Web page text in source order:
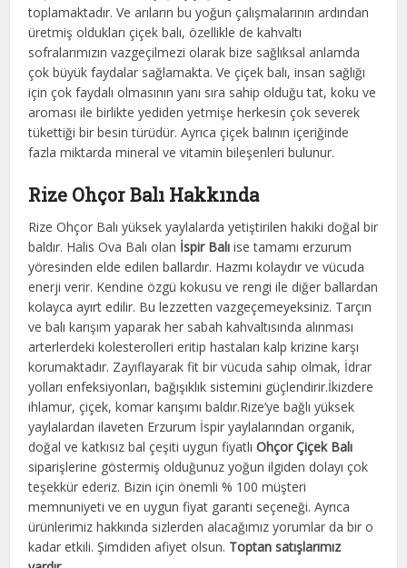
toplamaktadır. Ve arıların bu yoğun çalışmalarının ardından
üretmiş oldukları çiçek balı, özellikle de kahvaltı
sofralarımızın vazgeçilmezi olarak bize sağlıksal anlamda
çok büyük faydalar sağlamakta. Ve çiçek balı, insan sağlığı
için çok faydalı olmasının yanı sıra sahip olduğu tat, koku ve
aroması ile birlikte yediden yetmişe herkesin çok severek
tükettiği bir besin türüdür. Ayrıca çiçek balının içeriğinde
fazla miktarda mineral ve vitamin bileşenleri bulunur.
Rize Ohçor Balı Hakkında
Rize Ohçor Balı yüksek yaylalarda yetiştirilen hakiki doğal bir
baldır. Halis Ova Balı olan İspir Balı ise tamamı erzurum
yöresinden elde edilen ballardır. Hazmı kolaydır ve vücuda
enerji verir. Kendine özgü kokusu ve rengi ile diğer ballardan
kolayca ayırt edilir. Bu lezzetten vazgeçemeyeksiniz. Tarçın
ve balı karışım yaparak her sabah kahvaltısında alınması
arterlerdeki kolesterolleri eritip hastaları kalp krizine karşı
korumaktadır. Zayıflayarak fit bir vücuda sahip olmak, İdrar
yolları enfeksiyonları, bağışıklık sistemini güçlendirir.İkizdere
ihlamur, çiçek, komar karışımı baldır.Rize’ye bağlı yüksek
yaylalardan ilaveten Erzurum İspir yaylalarından organik,
doğal ve katkısız bal çeşiti uygun fiyatlıOhçor Çiçek Balı
siparişlerine göstermiş olduğunuz yoğun ilgiden dolayı çok
teşekkür ederiz. Bizin için önemli % 100 müşteri
memnuniyeti ve en uygun fiyat garanti seçeneği. Ayrıca
ürünlerimiz hakkında sizlerden alacağımız yorumlar da bir o
kadar etkili. Şimdiden afiyet olsun. Toptan satışlarımız